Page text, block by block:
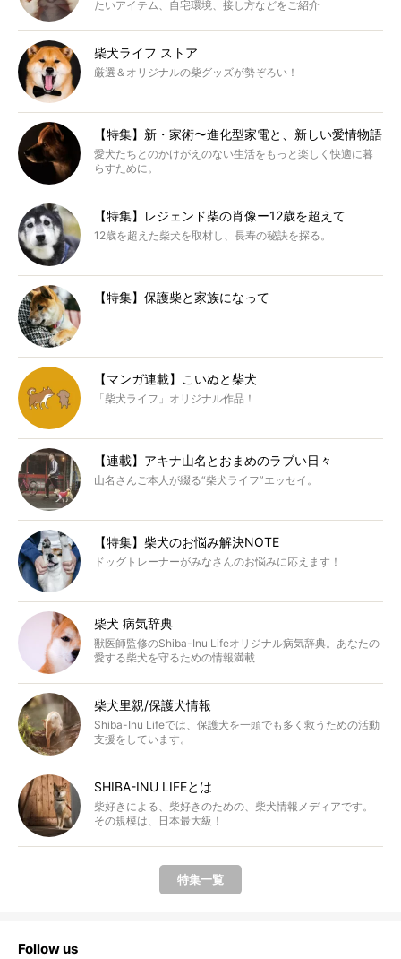
たいアイテム、自宅環境、接し方などをご紹介
柴犬ライフ ストア
厳選＆オリジナルの柴グッズが勢ぞろい！
【特集】新・家術〜進化型家電と、新しい愛情物語
愛犬たちとのかけがえのない生活をもっと楽しく快適に暮
らすために。
【特集】レジェンド柴の肖像ー12歳を超えて
12歳を超えた柴犬を取材し、長寿の秘訣を探る。
【特集】保護柴と家族になって
【マンガ連載】こいぬと柴犬
「柴犬ライフ」オリジナル作品！
【連載】アキナ山名とおまめのラブい日々
山名さんご本人が綴る“柴犬ライフ”エッセイ。
【特集】柴犬のお悩み解決NOTE
ドッグトレーナーがみなさんのお悩みに応えます！
柴犬 病気辞典
獣医師監修のShiba-Inu Lifeオリジナル病気辞典。あなたの
愛する柴犬を守るための情報満載
柴犬里親/保護犬情報
Shiba-Inu Lifeでは、保護犬を一頭でも多く救うための活動
支援をしています。
SHIBA-INU LIFEとは
柴好きによる、柴好きのための、柴犬情報メディアです。
その規模は、日本最大級！
特集一覧
Follow us